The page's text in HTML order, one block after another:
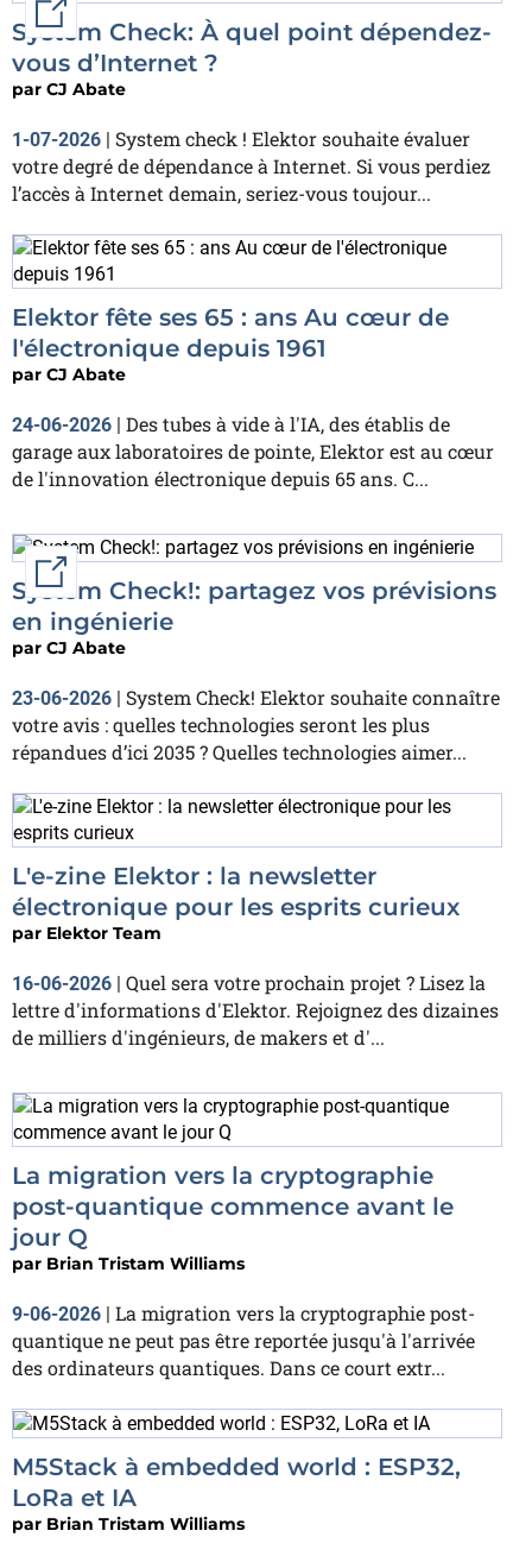
System Check: À quel point dépendez-
vous d’Internet ?
par CJ Abate
1-07-2026 | System check ! Elektor souhaite évaluer
votre degré de dépendance à Internet. Si vous perdiez
l’accès à Internet demain, seriez-vous toujour...
Elektor fête ses 65 : ans Au cœur de
l'électronique depuis 1961
par CJ Abate
24-06-2026 | Des tubes à vide à l'IA, des établis de
garage aux laboratoires de pointe, Elektor est au cœur
de l'innovation électronique depuis 65 ans. C...
System Check!: partagez vos prévisions
en ingénierie
par CJ Abate
23-06-2026
System Check! Elektor souhaite connaître
votre avis : quelles technologies seront les plus
répandues d’ici 2035 ? Quelles technologies aimer...
L'e-zine Elektor : la newsletter
électronique pour les esprits curieux
par Elektor Team
16-06-2026
Quel sera votre prochain projet ? Lisez la
lettre d'informations d'Elektor. Rejoignez des dizaines
de milliers d'ingénieurs, de makers et d'...
La migration vers la cryptographie
post-quantique commence avant le
jour Q
par Brian Tristam Williams
9-06-2026
La migration vers la cryptographie post-
quantique ne peut pas être reportée jusqu'à l'arrivée
des ordinateurs quantiques. Dans ce court extr...
M5Stack à embedded world : ESP32,
LoRa et IA
par Brian Tristam Williams